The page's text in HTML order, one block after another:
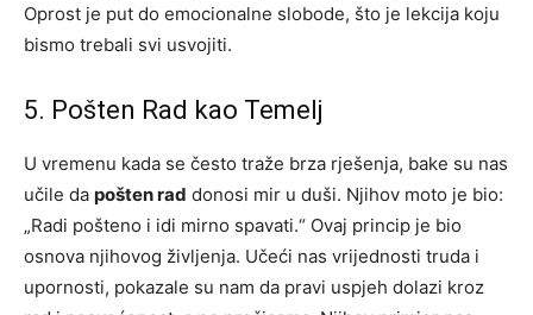
Oprost je put do emocionalne slobode, što je lekcija koju
bismo trebali svi usvojiti.
5. Pošten Rad kao Temelj
U vremenu kada se često traže brza rješenja, bake su nas
učile da pošten rad donosi mir u duši. Njihov moto je bio:
„Radi pošteno i idi mirno spavati.“ Ovaj princip je bio
osnova njihovog življenja. Učeći nas vrijednosti truda i
upornosti, pokazale su nam da pravi uspjeh dolazi kroz